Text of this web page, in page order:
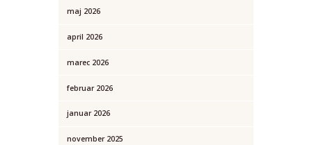
maj 2026
april 2026
marec 2026
februar 2026
januar 2026
november 2025